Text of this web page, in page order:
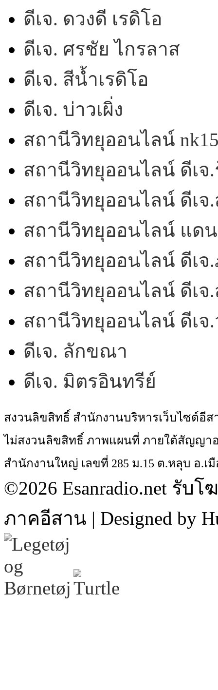
ดีเจ. ดวงดี เรดิโอ
ดีเจ. ศรชัย ไกรลาส
ดีเจ. สีน้ำเรดิโอ
ดีเจ. บ่าวเผิ่ง
สถานีวิทยุออนไลน์
สถานีวิทยุออนไลน์ ดีเจ
สถานีวิทยุออนไลน์ ดีเ
สถานีวิทยุออนไลน์ แดน
สถานีวิทยุออนไลน์ ดีเจ
สถานีวิทยุออนไลน์ ดีเจ
สถานีวิทยุออนไลน์ ดีเ
ดีเจ. ลักขณา
ดีเจ. มิตรอินทรีย์
สงวนลิขสิทธิ์ สำนักงานบริหารเว็บไซต์อีส
ไม่สงวนลิขสิทธิ์ ภาพแผนที่ ภายใต้สัญญ
สำนักงานใหญ่ เลขที่ 285 ม.15 ต.หลุบ อ.เ
©2026 Esanradio.net รับ
ภาคอีสาน | Designed by